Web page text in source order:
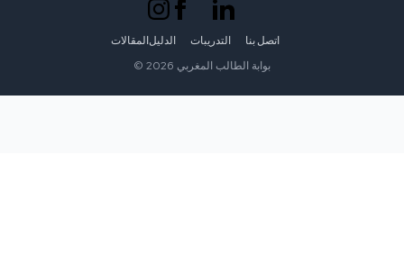
المقالات الدليل التدريبات اتصل بنا
© 2026 بوابة الطالب المغربي